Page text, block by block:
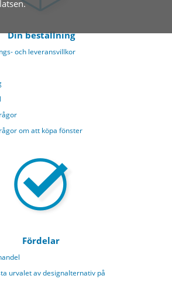
Din beställning
och leveransvillkor
om att köpa fönster
Fördelar
urvalet av designalternativ på